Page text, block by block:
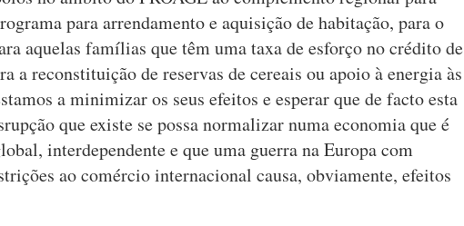
para arrendamento e aquisição de habitação, para o
aquelas famílias que têm uma taxa de esforço no crédito de
a reconstituição de reservas de cereais ou apoio à energia às
a minimizar os seus efeitos e esperar que de facto esta
que existe se possa normalizar numa economia que é
interdependente e que uma guerra na Europa com
ao comércio internacional causa, obviamente, efeitos